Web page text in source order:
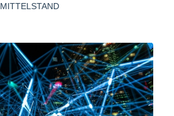
MITTELSTAND